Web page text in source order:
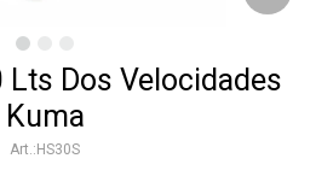
Dos Velocidades
Kuma
HS30S